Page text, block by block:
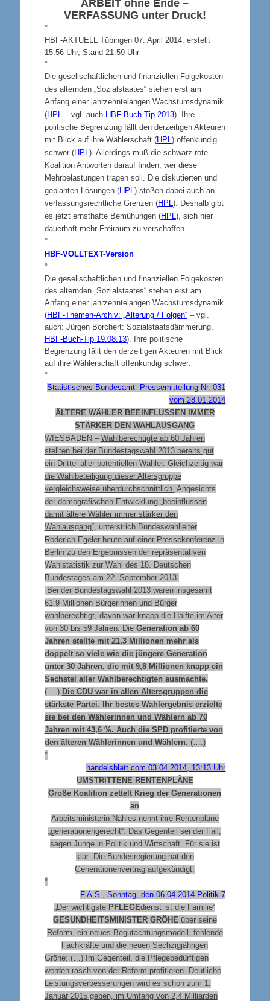
ARBEIT ohne Ende –
VERFASSUNG unter Druck!
°
HBF-AKTUELL Tübingen 07. April 2014, erstellt
15:56 Uhr, Stand 21:59 Uhr
°
Die gesellschaftlichen und finanziellen Folgekosten
des alternden „Sozialstaates“ stehen erst am
Anfang einer jahrzehntelangen Wachstumsdynamik
(HPL– vgl. auch HBF-Buch-Tip 2013). Ihre
politische Begrenzung fällt den derzeitigen Akteuren
mit Blick auf ihre Wählerschaft (HPL) offenkundig
schwer (HPL). Allerdings muß die schwarz-rote
Koalition Antworten darauf finden, wer diese
Mehrbelastungen tragen soll. Die diskutierten und
geplanten Lösungen (HPL) stoßen dabei auch an
verfassungsrechtliche Grenzen (HPL). Deshalb gibt
es jetzt ernsthafte Bemühungen (HPL), sich hier
dauerhaft mehr Freiraum zu verschaffen.
°
HBF-VOLLTEXT-Version
°
Die gesellschaftlichen und finanziellen Folgekosten
des alternden „Sozialstaates“ stehen erst am
Anfang einer jahrzehntelangen Wachstumsdynamik
(HBF-Themen-Archiv: „Alterung / Folgen“– vgl.
auch: Jürgen Borchert: Sozialstaatsdämmerung.
HBF-Buch-Tip 19.08.13). Ihre politische
Begrenzung fällt den derzeitigen Akteuren mit Blick
auf ihre Wählerschaft offenkundig schwer:
°
Statistisches Bundesamt Pressemitteilung Nr. 031
vom 28.01.2014
ÄLTERE WÄHLER BEEINFLUSSEN IMMER
STÄRKER DEN WAHLAUSGANG
WIESBADEN – Wahlberechtigte ab 60 Jahren
stellten bei der Bundestagswahl 2013 bereits gut
ein Drittel aller potentiellen Wähler. Gleichzeitig war
die Wahlbeteiligung dieser Altersgruppe
vergleichsweise überdurchschnittlich. Angesichts
der demografischen Entwicklung „beeinflussen
damit ältere Wähler immer stärker den
Wahlausgang“, unterstrich Bundeswahlleiter
Roderich Egeler heute auf einer Pressekonferenz in
Berlin zu den Ergebnissen der repräsentativen
Wahlstatistik zur Wahl des 18. Deutschen
Bundestages am 22. September 2013.
Bei der Bundestagswahl 2013 waren insgesamt
61,9 Millionen Bürgerinnen und Bürger
wahlberechtigt, davon war knapp die Hälfte im Alter
von 30 bis 59 Jahren. Die Generation ab 60
Jahren stellte mit 21,3 Millionen mehr als
doppelt so viele wie die jüngere Generation
unter 30 Jahren, die mit 9,8 Millionen knapp ein
Sechstel aller Wahlberechtigten ausmachte.
(….) Die CDU war in allen Altersgruppen die
stärkste Partei. Ihr bestes Wahlergebnis erzielte
sie bei den Wählerinnen und Wählern ab 70
Jahren mit 43,6 %. Auch die SPD profitierte von
den älteren Wählerinnen und Wählern. (….)
°
handelsblatt.com 03.04.2014, 13:13 Uhr
UMSTRITTENE RENTENPLÄNE
Große Koalition zettelt Krieg der Generationen
an
Arbeitsministerin Nahles nennt ihre Rentenpläne
„generationengerecht“. Das Gegenteil sei der Fall,
sagen Junge in Politik und Wirtschaft. Für sie ist
klar: Die Bundesregierung hat den
Generationenvertrag aufgekündigt.
°
F.A.S., Sonntag, den 06.04.2014 Politik 7
„Der wichtigste PFLEGEdienst ist die Familie“
GESUNDHEITSMINISTER GRÖHE über seine
Reform, ein neues Begutachtungsmodell, fehlende
Fachkräfte und die neuen Sechzigjährigen
Gröhe: (…) Im Gegenteil, die Pflegebedürftigen
werden rasch von der Reform profitieren. Deutliche
Leistungsverbesserungen wird es schon zum 1.
Januar 2015 geben, im Umfang von 2,4 Milliarden